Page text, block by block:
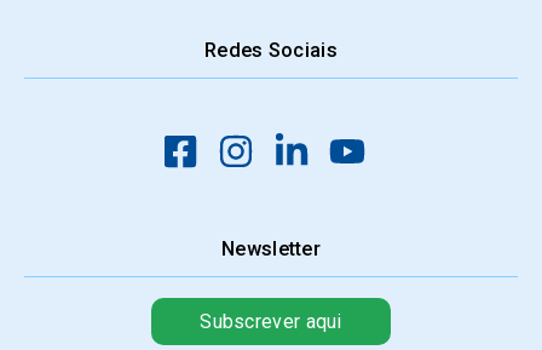
Redes Sociais
Newsletter
Subscrever aqui